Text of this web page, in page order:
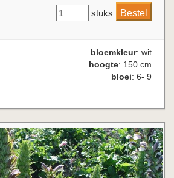
stuks
bloemkleur: wit
hoogte: 150 cm
bloei: 6- 9